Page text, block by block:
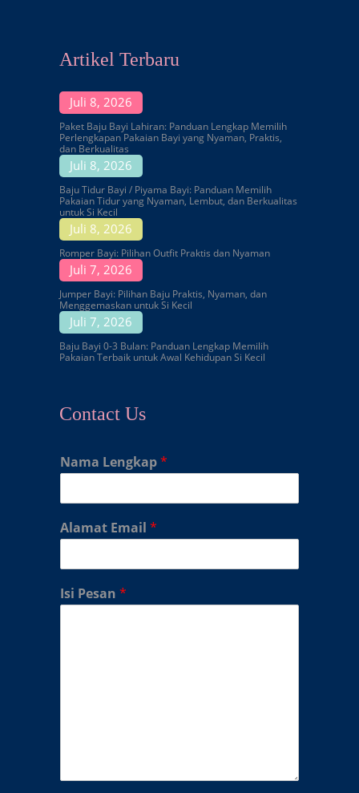
Artikel Terbaru
Juli 8, 2026
Paket Baju Bayi Lahiran: Panduan Lengkap Memilih
Perlengkapan Pakaian Bayi yang Nyaman, Praktis,
dan Berkualitas
Juli 8, 2026
Baju Tidur Bayi / Piyama Bayi: Panduan Memilih
Pakaian Tidur yang Nyaman, Lembut, dan Berkualitas
untuk Si Kecil
Juli 8, 2026
Romper Bayi: Pilihan Outfit Praktis dan Nyaman
Juli 7, 2026
Jumper Bayi: Pilihan Baju Praktis, Nyaman, dan
Menggemaskan untuk Si Kecil
Juli 7, 2026
Baju Bayi 0-3 Bulan: Panduan Lengkap Memilih
Pakaian Terbaik untuk Awal Kehidupan Si Kecil
Contact Us
Nama Lengkap*
Alamat Email *
Isi Pesan *